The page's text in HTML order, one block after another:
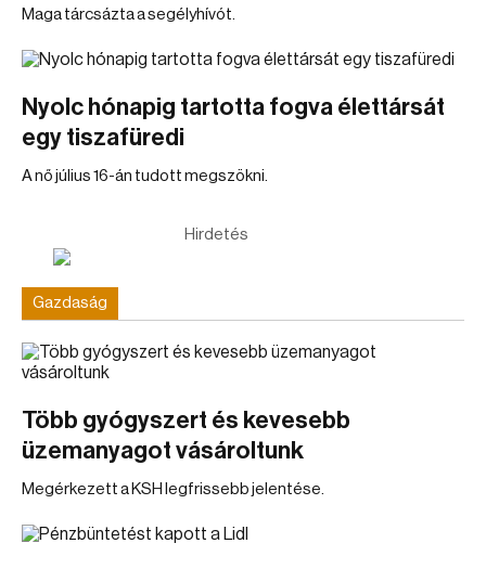
Maga tárcsázta a segélyhívót.
Nyolc hónapig tartotta fogva élettársát
egy tiszafüredi
A nő július 16-án tudott megszökni.
Hirdetés
Gazdaság
Több gyógyszert és kevesebb
üzemanyagot vásároltunk
Megérkezett a KSH legfrissebb jelentése.